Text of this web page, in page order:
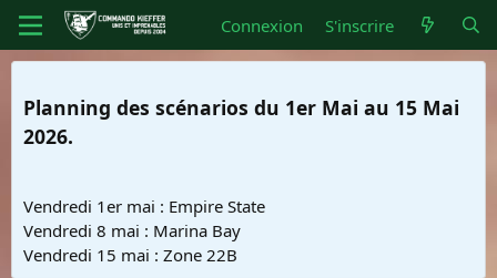
Connexion S'inscrire
Planning des scénarios du 1er Mai au 15 Mai
2026.
Vendredi 1er mai : Empire State
Vendredi 8 mai : Marina Bay
Vendredi 15 mai : Zone 22B